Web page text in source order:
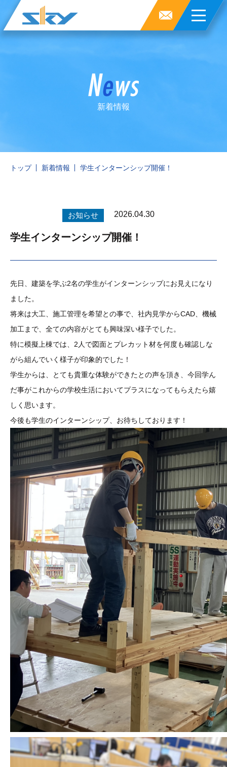
新着情報
トップ 新着情報 学生インターンシップ開催！
お知らせ 2026.04.30
学生インターンシップ開催！
先日、建築を学ぶ2名の学生がインターンシップにお見えになり
ました。
将来は大工、施工管理を希望との事で、社内見学からCAD、機械
加工まで、全ての内容がとても興味深い様子でした。
特に模擬上棟では、2人で図面とプレカット材を何度も確認しな
がら組んでいく様子が印象的でした！
学生からは、とても貴重な体験ができたとの声を頂き、今回学ん
だ事がこれからの学校生活においてプラスになってもらえたら嬉
しく思います。
今後も学生のインターンシップ、お待ちしております！